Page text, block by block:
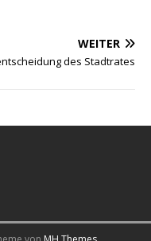
WEITER
des Stadtrates